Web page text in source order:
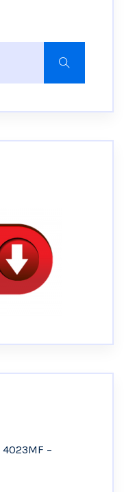
4023MF –